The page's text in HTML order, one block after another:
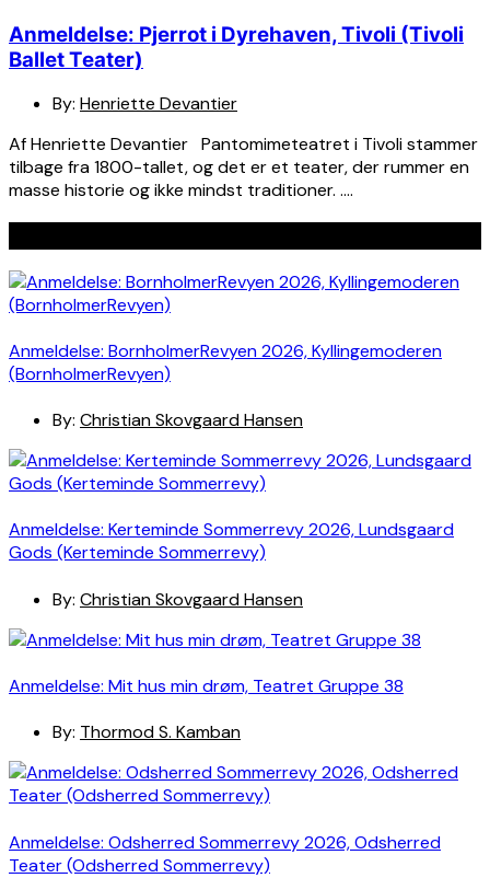
Anmeldelse: Pjerrot i Dyrehaven, Tivoli (Tivoli
Ballet Teater)
By: Henriette Devantier
Af Henriette Devantier Pantomimeteatret i Tivoli stammer
tilbage fra 1800-tallet, og det er et teater, der rummer en
masse historie og ikke mindst traditioner. ….
Anmeldelse: BornholmerRevyen 2026, Kyllingemoderen
(BornholmerRevyen)
By: Christian Skovgaard Hansen
Anmeldelse: Kerteminde Sommerrevy 2026, Lundsgaard
Gods (Kerteminde Sommerrevy)
By: Christian Skovgaard Hansen
Anmeldelse: Mit hus min drøm, Teatret Gruppe 38
By: Thormod S. Kamban
Anmeldelse: Odsherred Sommerrevy 2026, Odsherred
Teater (Odsherred Sommerrevy)